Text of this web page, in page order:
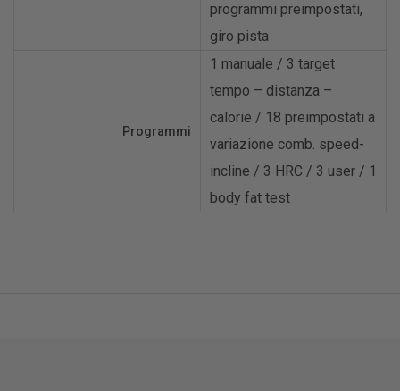
programmi preimpostati,
giro pista
Programmi
1 manuale / 3 target
tempo – distanza –
calorie / 18 preimpostati a
variazione comb. speed-
incline / 3 HRC / 3 user / 1
body fat test